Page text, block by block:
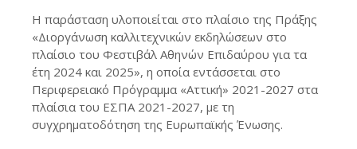
Η παράσταση υλοποιείται στο πλαίσιο της Πράξης
«Διοργάνωση καλλιτεχνικών εκδηλώσεων στο
πλαίσιο του Φεστιβάλ Αθηνών Επιδαύρου για τα
έτη 2024 και 2025», η οποία εντάσσεται στο
Περιφερειακό Πρόγραμμα «Αττική» 2021-2027 στα
πλαίσια του ΕΣΠΑ 2021-2027, με τη
συγχρηματοδότηση της Ευρωπαϊκής Ένωσης.